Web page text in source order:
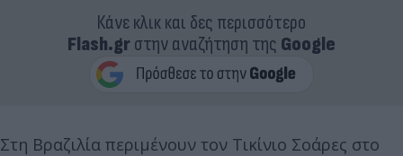
Κάνε κλικ και δες περισσότερο
Flash.grστην αναζήτηση της Google
Στη Βραζιλία περιμένουν τον Τικίνιο Σοάρες στο